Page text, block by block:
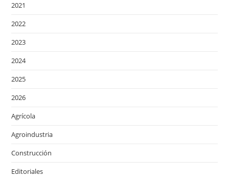
2021
2022
2023
2024
2025
2026
Agrícola
Agroindustria
Construcción
Editoriales